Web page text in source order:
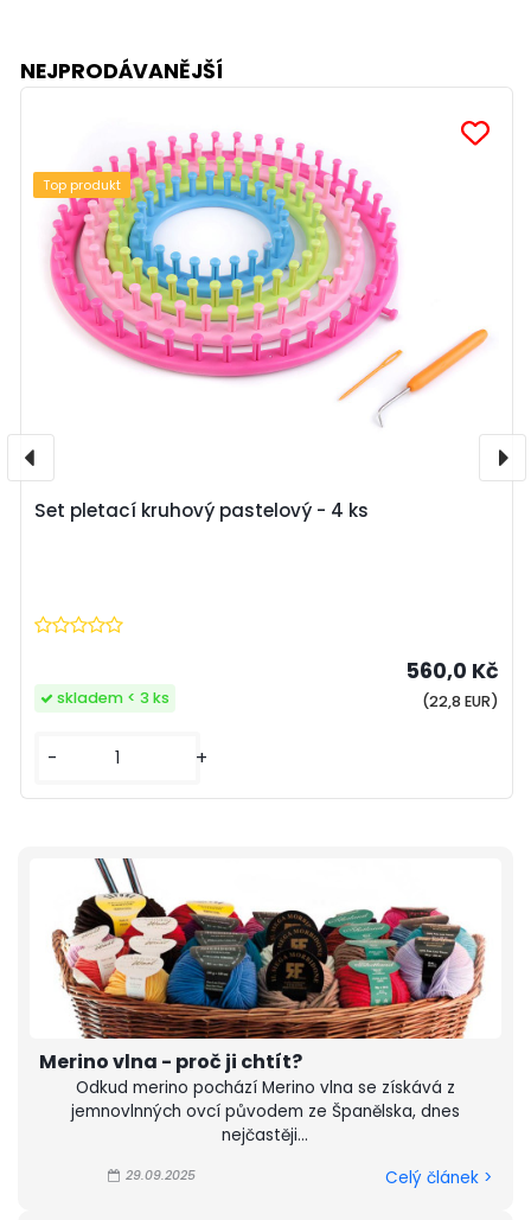
NEJPRODÁVANĚJŠÍ
Set pletací kruhový pastelový - 4 ks
560,0 Kč
(22,8 EUR)
- +
skladem < 3 ks
Top produkt
Merino vlna - proč ji chtít?
29.09.2025
Odkud merino pochází Merino vlna se získává z
jemnovlnných ovcí původem ze Španělska, dnes
nejčastěji...
Celý článek >